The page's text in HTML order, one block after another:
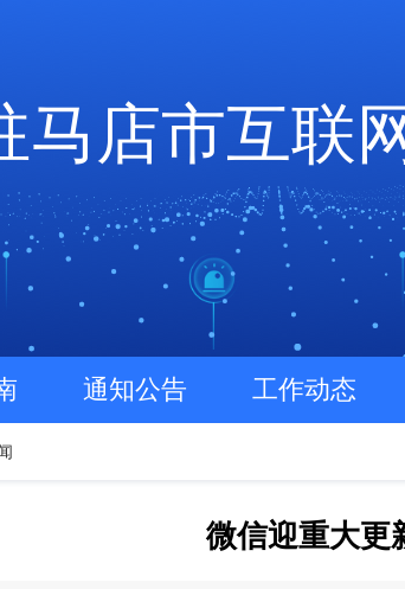
马店市互联
通知公告 工作动态
微信迎重大更